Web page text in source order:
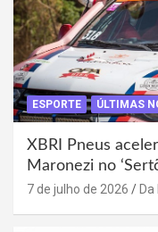
ESPORTE ÚLTIMAS
XBRI Pneus
Maronezi no
7 de julho de 2026 Da